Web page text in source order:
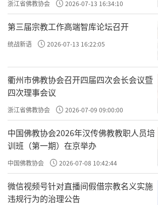
浙江省佛教协会 2026-07-13 16:34:10
第三届宗教工作高端智库论坛召开
统战新语 2026-07-13 16:22:05
衢州市佛教协会召开四届四次会长会议暨
四次理事会议
浙江省佛教协会 2026-07-09 09:00:00
中国佛教协会2026年汉传佛教教职人员培
训班（第一期）在京举办
中国佛教协会 2026-07-08 10:42:44
微信视频号针对直播间假借宗教名义实施
违规行为的治理公告